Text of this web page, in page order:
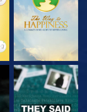
KIJK